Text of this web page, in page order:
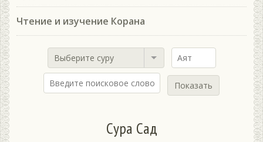
Чтение и изучение Корана
Выберите суру
Показать
Сура Сад